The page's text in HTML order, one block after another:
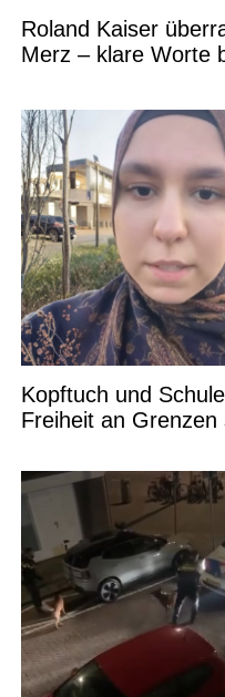
Roland Kaiser
Merz – klare Worte
Kopftuch und
Freiheit an Grenzen